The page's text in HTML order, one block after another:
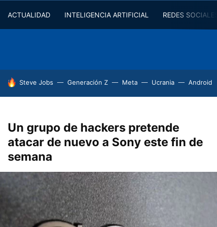
ACTUALIDAD INTELIGENCIA ARTIFICIAL REDES
HOY SE HABLA DE
Steve Jobs Generación Z Meta Ucrania Android
Un grupo de hackers pretende
atacar de nuevo a Sony este fin de
semana